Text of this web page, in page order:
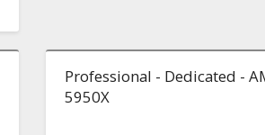
Professional - Dedicated -
5950X